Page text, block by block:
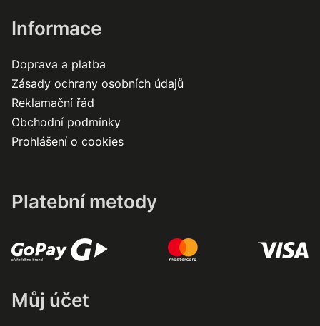
Informace
Doprava a platba
Zásady ochrany osobních údajů
Reklamační řád
Obchodní podmínky
Prohlášení o cookies
Platební metody
Můj účet